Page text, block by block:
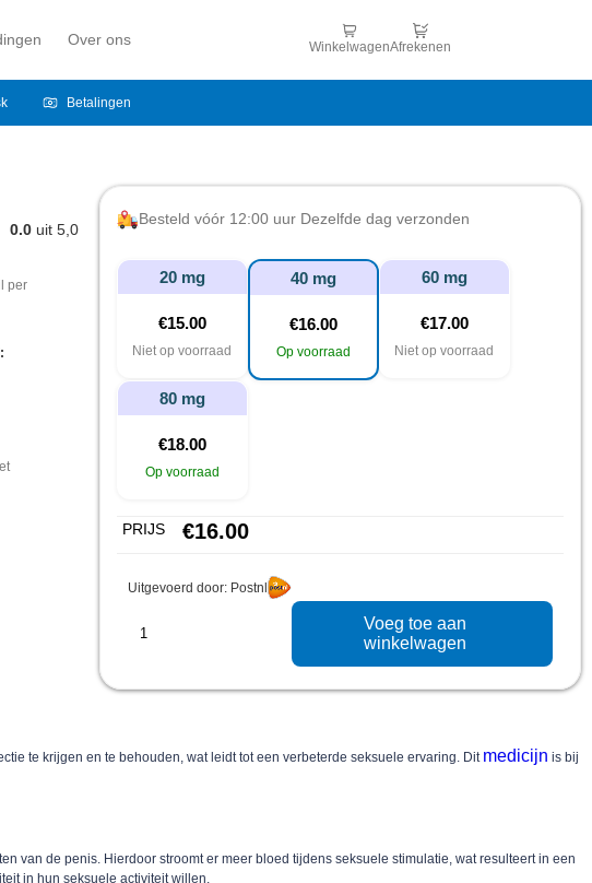
Over ons WinkelwagenAfrekenen
Betalingen
0.0 uit 5,0
per
Besteld vóór 12:00 uur Dezelfde dag verzonden
20 mg
€15.00
Niet op voorraad
40 mg
€16.00
Op voorraad
60 mg
€17.00
Niet op voorraad
80 mg
€18.00
Op voorraad
PRIJS €16.00
Uitgevoerd door: Postnl
Voeg toe aan
winkelwagen
te krijgen en te behouden, wat leidt tot een verbeterde seksuele ervaring. Dit medicijn is bij
van de penis. Hierdoor stroomt er meer bloed tijdens seksuele stimulatie, wat resulteert in een
in hun seksuele activiteit willen.